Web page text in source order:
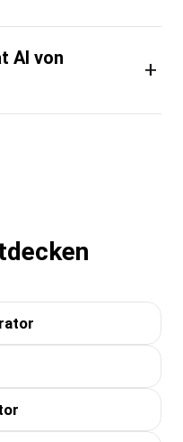
AI von
+